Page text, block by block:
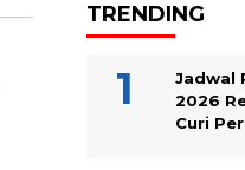
TRENDING
Jadwal
2026
Curi